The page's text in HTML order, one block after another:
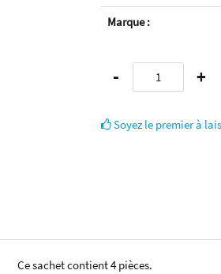
Marque :
- +
Soyez le premier à
Ce sachet contient 4 pièces.